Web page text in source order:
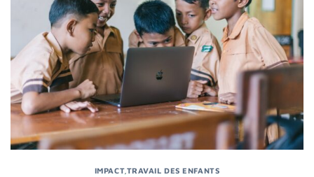
IMPACT, TRAVAIL DES ENFANTS